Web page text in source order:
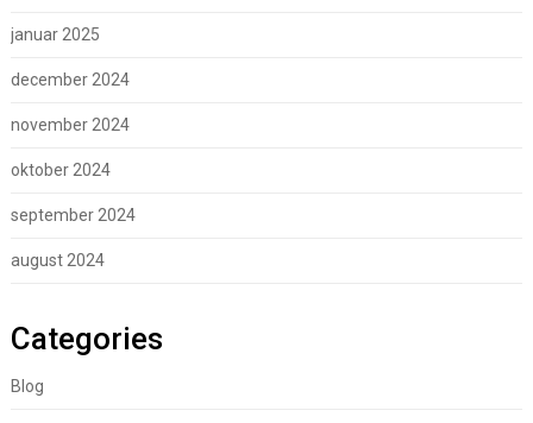
januar 2025
december 2024
november 2024
oktober 2024
september 2024
august 2024
Categories
Blog